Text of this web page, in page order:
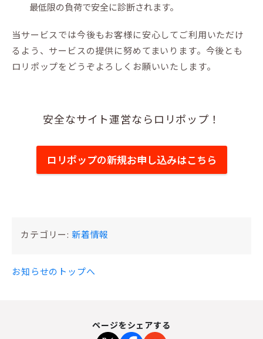
最低限の負荷で安全に診断されます。
当サービスでは今後もお客様に安心してご利用いただけ
るよう、サービスの提供に努めてまいります。今後とも
ロリポップをどうぞよろしくお願いいたします。
安全なサイト運営ならロリポップ！
ロリポップの新規お申し込みはこちら
カテゴリー: 新着情報
お知らせのトップへ
ページをシェアする